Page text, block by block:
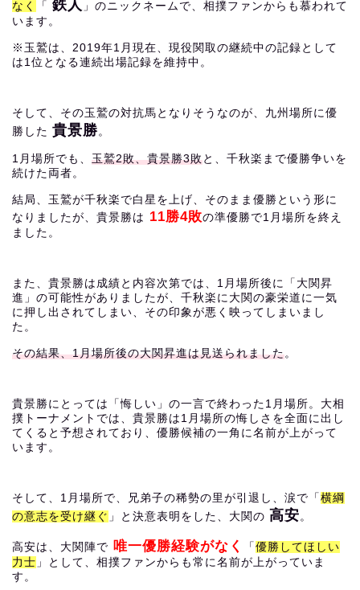
なく
「 鉄人 」のニックネームで、相撲ファンからも慕われて
います。
※玉鷲は、2019年1月現在、現役関取の継続中の記録として
は1位となる連続出場記録を維持中。
そして、その玉鷲の対抗馬となりそうなのが、九州場所に優
勝した 貴景勝。
1月場所でも、 玉鷲2敗、貴景勝3敗と、千秋楽まで優勝争いを
続けた両者。
結局、玉鷲が千秋楽で白星を上げ、そのまま優勝という形に
なりましたが、貴景勝は 11勝4敗の準優勝で1月場所を終え
ました。
また、貴景勝は成績と内容次第では、1月場所後に「大関昇
進」の可能性がありましたが、千秋楽に大関の豪栄道に一気
に押し出されてしまい、その印象が悪く映ってしまいまし
た。
その結果、1月場所後の大関昇進は見送られました。
貴景勝にとっては「悔しい」の一言で終わった1月場所。大相
撲トーナメントでは、貴景勝は1月場所の悔しさを全面に出し
てくると予想されており、優勝候補の一角に名前が上がって
います。
そして、1月場所で、兄弟子の稀勢の里が引退し、涙で「 横綱
の意志を受け継ぐ 」と決意表明をした、大関の 高安。
高安は、大関陣で 唯一優勝経験がなく 「 優勝してほしい
力士 」として、相撲ファンからも常に名前が上がっていま
す。